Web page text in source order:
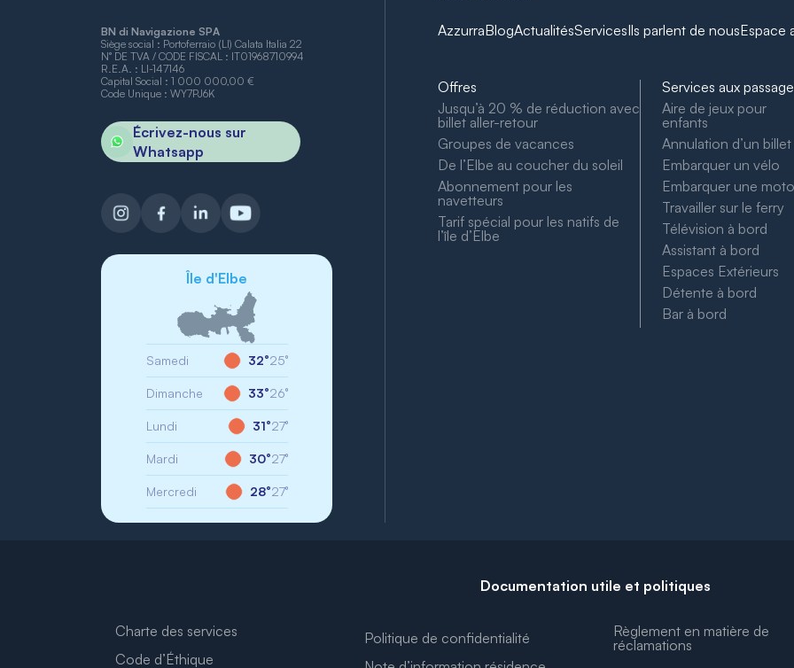
BN di Navigazione SPA
Siège social : Portoferraio (LI) Calata Italia 22
N° DE TVA / CODE FISCAL : IT01968710994
R.E.A. : LI-147146
Capital Social : 1 000 000,00 €
Code Unique : WY7PJ6K
Écrivez-nous sur
Whatsapp
Île d'Elbe
Samedi 32°25°
Dimanche 33°26°
Lundi 31°27°
Mardi 30°27°
Mercredi 28°27°
AzzurraBlogActualitésServicesIls parlent de nousEspace
Offres
Jusqu’à 20 % de réduction avec
billet aller-retour
Groupes de vacances
De l’Elbe au coucher du soleil
Abonnement pour les
navetteurs
Tarif spécial pour les natifs de
l’île d’Elbe
Services aux
Aire de jeux pour
enfants
Annulation d’un billet
Embarquer un vélo
Embarquer une moto
Travailler sur le ferry
Télévision à bord
Assistant à bord
Espaces Extérieurs
Détente à bord
Bar à bord
Documentation utile et politiques
Charte des services
Code d’Éthique
Politique de confidentialité
Règlement en matière de
réclamations